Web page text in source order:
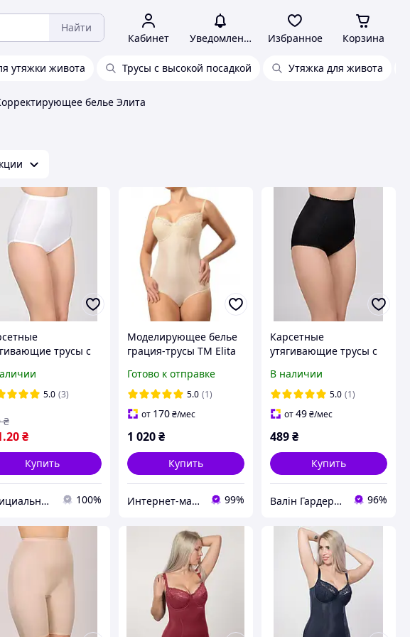
Найти
Кабинет Уведомления Избранное Корзина
утяжки живота Трусы с высокой посадкой Утяжка для живота
белье Элита
трусы с
258
5.0 (3)
.20₴
₴
Купить
Официальный интернет магазин Сосницкой фабрики нижнего белья "ELITA" 100%
Моделирующее белье
грация-трусы ТМ Elita
Готово к отправке
5.0 (1)
от 170 ₴/мес
1 020 ₴
Купить
Интернет-магазин Грация 99%
Карсетные
утягивающие трусы с
В наличии
5.0 (1)
от49₴/мес
489₴
Купить
Валін Гардероб 96%